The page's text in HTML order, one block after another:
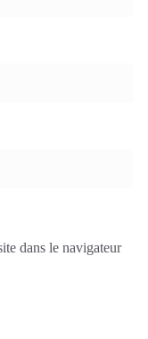
dans le navigateur